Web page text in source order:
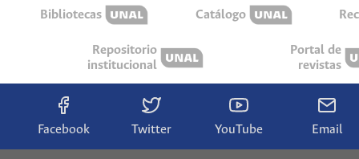
Bibliotecas Catálogo
Repositorio
institucional
Portal de
revistas
Facebook Twitter YouTube Email